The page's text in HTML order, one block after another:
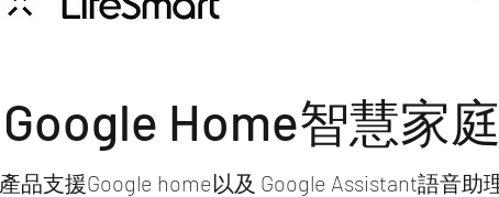
Google Home智慧家
產品支援Google home以及 Google Assistant語音助